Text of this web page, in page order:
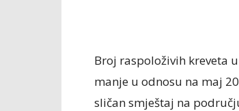
Broj raspoloživih kreveta
manje u odnosu na maj
sličan smještaj na